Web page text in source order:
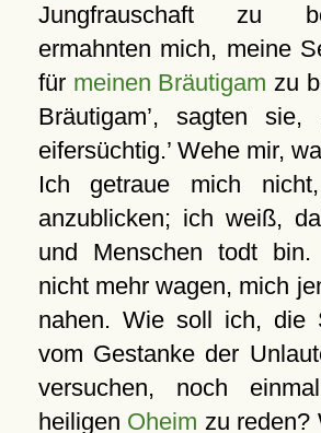
Jungfrauschaft zu
ermahnten mich, meine
für meinen Bräutigam zu
Bräutigam , sagten sie,
eifersüchtig.Wehe mir,
Ich getraue mich
anzublicken; ich weiß,
und Menschen todt
nicht mehr wagen, mich
nahen. Wie soll ich, die
vom Gestanke der
versuchen, noch
heiligen Oheim zu reden?